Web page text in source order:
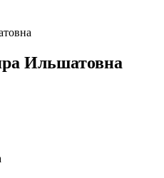
Ильшатовна